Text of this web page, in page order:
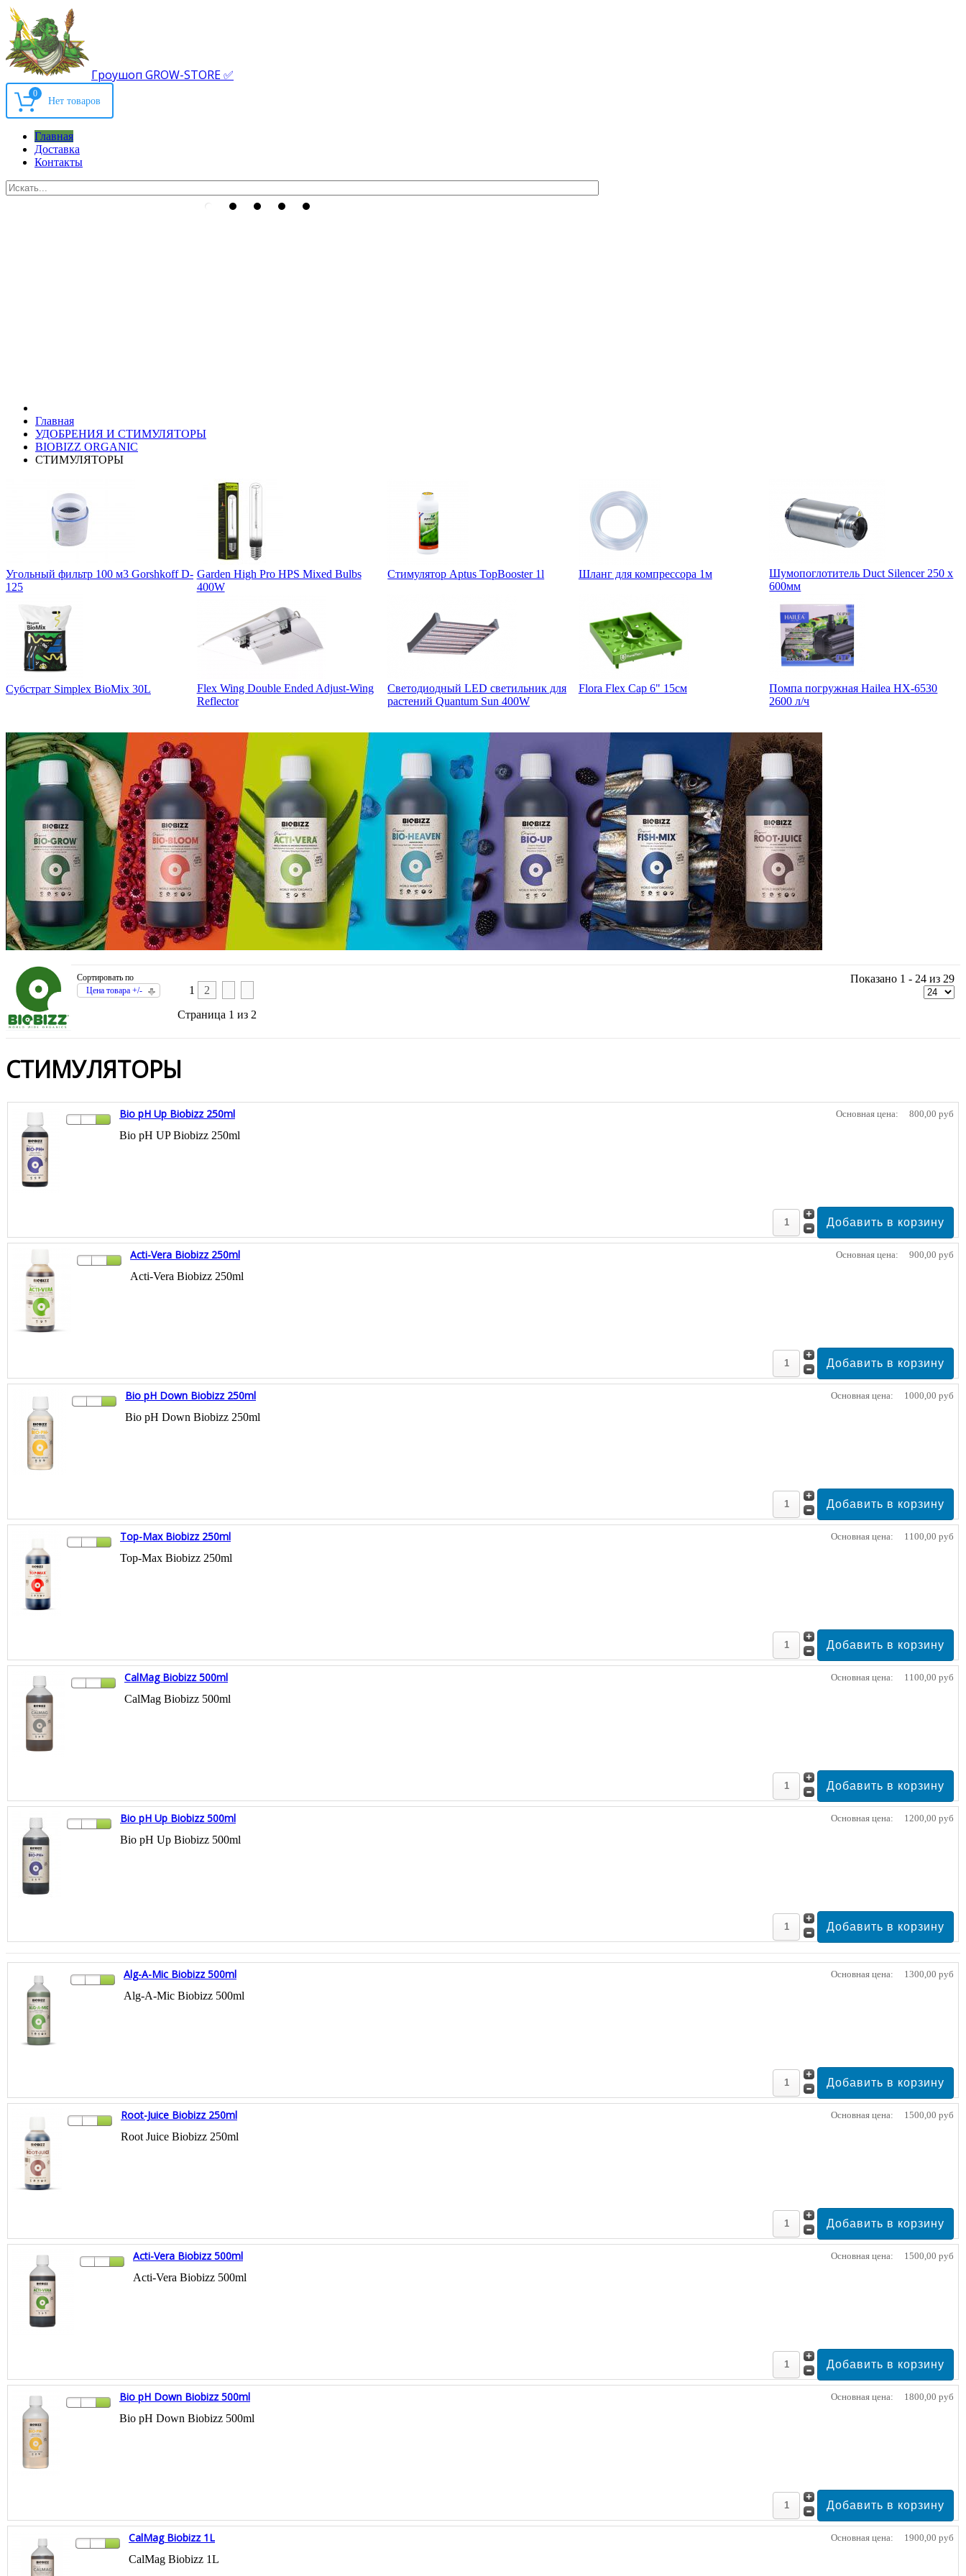
Гроушоп GROW-STORE ✅
0
Главная
Доставка
Контакты
Главная
УДОБРЕНИЯ И СТИМУЛЯТОРЫ
BIOBIZZ ORGANIC
СТИМУЛЯТОРЫ
Угольный фильтр 100 м3 Gorshkoff D-
125
Garden High Pro HPS Mixed Bulbs
400W
Стимулятор Aptus TopBooster 1l Шланг для компрессора 1м
Шумопоглотитель Duct Silencer 250 x
600мм
Субстрат Simplex BioMix 30L
Flex Wing Double Ended Adjust-Wing
Reflector
Светодиодный LED светильник для
растений Quantum Sun 400W
Flora Flex Cap 6" 15см
Помпа погружная Hailea HX-6530
2600 л/ч
Сортировать по
Цена товара +/-
1
2
Страница 1 из 2
Показано 1 - 24 из 29
СТИМУЛЯТОРЫ
Bio pH Up Biobizz 250ml
Bio pH UP Biobizz 250ml
Основная цена: 800,00 руб
Acti-Vera Biobizz 250ml
Acti-Vera Biobizz 250ml
Основная цена: 900,00 руб
Bio pH Down Biobizz 250ml
Bio pH Down Biobizz 250ml
Основная цена: 1000,00 руб
Top-Max Biobizz 250ml
Top-Max Biobizz 250ml
Основная цена: 1100,00 руб
CalMag Biobizz 500ml
CalMag Biobizz 500ml
Основная цена: 1100,00 руб
Bio pH Up Biobizz 500ml
Bio pH Up Biobizz 500ml
Основная цена: 1200,00 руб
Alg-A-Mic Biobizz 500ml
Alg-A-Miс Biobizz 500ml
Основная цена: 1300,00 руб
Root-Juice Biobizz 250ml
Root Juice Biobizz 250ml
Основная цена: 1500,00 руб
Acti-Vera Biobizz 500ml
Acti-Vera Biobizz 500ml
Основная цена: 1500,00 руб
Bio pH Down Biobizz 500ml
Bio pH Down Biobizz 500ml
Основная цена: 1800,00 руб
CalMag Biobizz 1L
CalMag Biobizz 1L
Основная цена: 1900,00 руб